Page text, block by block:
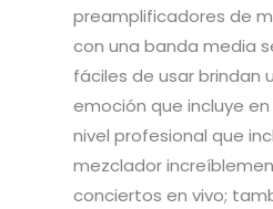
preamplificadores de
con una banda media
fáciles de usar
emoción que incluye
nivel profesional que
mezclador
conciertos en vivo;